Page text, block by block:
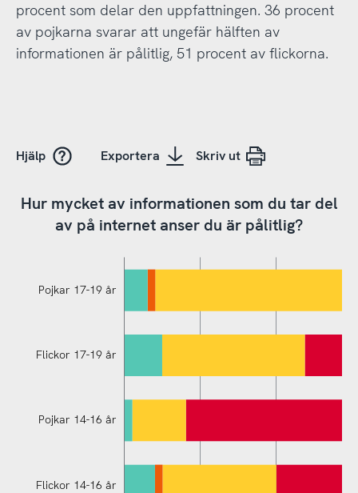
procent som delar den uppfattningen. 36 procent
av pojkarna svarar att ungefär hälften av
informationen är pålitlig, 51 procent av flickorna.
Hjälp Exportera Skriv ut
Hur mycket av informationen som du tar del
av på internet anser du är pålitlig?
Pojkar 17-19 år
Flickor 17-19 år
Pojkar 14-16 år
Flickor 14-16 år